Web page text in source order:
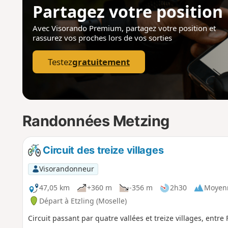
Partagez votre position
Avec Visorando Premium, partagez votre positionet
rassurez vos proches lors de vos sorties
Testezgratuitement
Randonnées Metzing
Circuit des treize villages
Visorandonneur
47,05 km
+360 m -356 m 2h30
Départ à Etzling (Moselle)
Circuit passant par quatre vallées et treize villages, entre